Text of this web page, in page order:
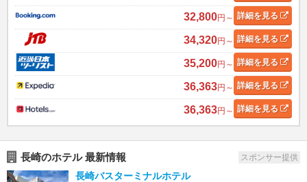
32,800円～ 詳細を見る
34,320円～ 詳細を見る
35,200円～ 詳細を見る
36,363円～ 詳細を見る
36,363円～ 詳細を見る
長崎のホテル 最新情報 スポンサー提供
長崎バスターミナルホテル